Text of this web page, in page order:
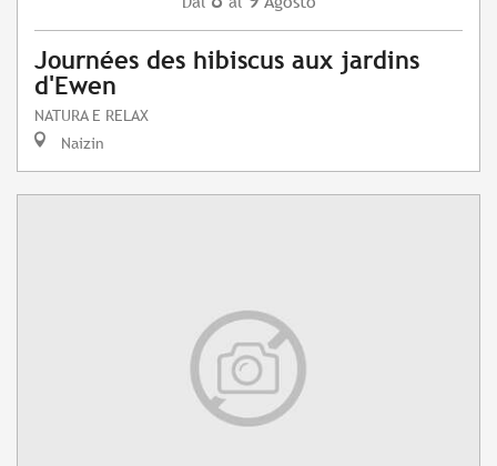
Journées des hibiscus aux jardins
d'Ewen
NATURA E RELAX
Naizin